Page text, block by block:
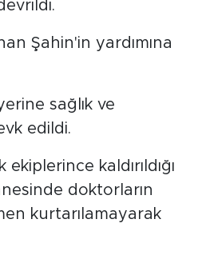
Şahin'in yardımına
sağlık ve
edildi.
ekiplerince kaldırıldığı
doktorların
kurtarılamayarak